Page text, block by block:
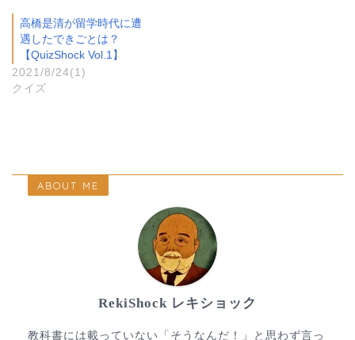
高橋是清が留学時代に遭
遇したできごとは？
【QuizShock Vol.1】
2021/8/24(1)
クイズ
ABOUT ME
RekiShock レキショック
教科書には載っていない「そうなんだ！」と思わず言っ